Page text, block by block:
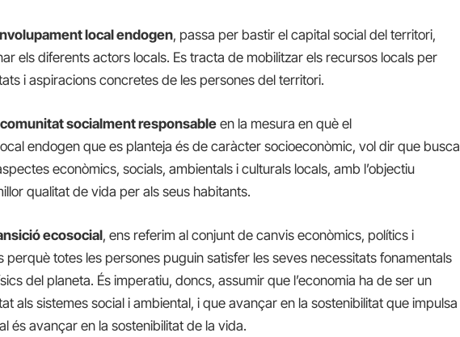
local endogen, passa per bastir el capital social del territori,
els diferents actors locals. Es tracta de mobilitzar els recursos locals per
i aspiracions concretes de les persones del territori.
socialment responsableen la mesura en què el
endogen que es planteja és de caràcter socioeconòmic, vol dir que busca
econòmics, socials, ambientals i culturals locals, amb l’objectiu
qualitat de vida per als seus habitants.
ecosocial, ens referim al conjunt de canvis econòmics, polítics i
perquè totes les persones puguin satisfer les seves necessitats fonamentals
del planeta. És imperatiu, doncs, assumir que l’economia ha de ser un
als sistemes social i ambiental, i que avançar en la sostenibilitat que impulsa
és avançar en la sostenibilitat de la vida.